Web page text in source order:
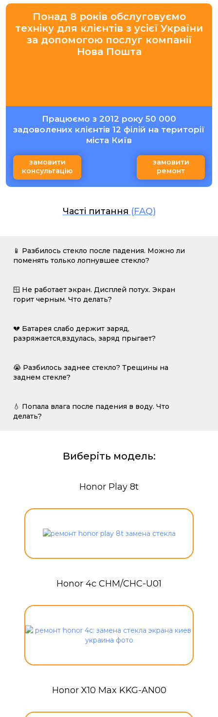
Понад 8 років обслуговуємо
техніку для клієнтів з усієї України
за допомогою послуг компанії
Нова Пошта
Працюємо з 2012 року 50 000
задоволених клієнтів 12 філій на території
міста Київ
замовити
консультацію
замовити
ремонт
Часті питання (FAQ)
📱 Разбилось стекло после падения. Можно ли
поменять только лопнувшее стекло?
🪟 Не работает экран. Дисплей потух. Экран
горит черным. Что делать?
💔 Батарея слабо держит заряд,
разряжается,вздулась, заряд прыгает?
😭 Разбилось заднее стекло? Трещины на
заднем стекле?
💧 Попала влага после падения в воду. Что
делать?
Виберіть модель:
Honor Play 8t
Honor 4c CHM/CHC-U01
Honor X10 Max KKG-AN00